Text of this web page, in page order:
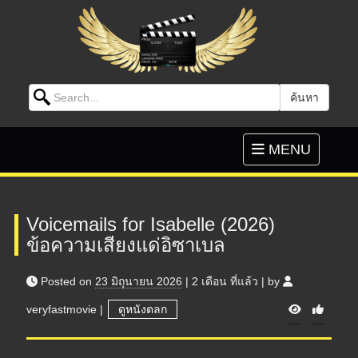
Search for: ค้นหา
Toggle
navigation
MENU
Voicemails for Isabelle (2026)
ข้อความเสียงแด่อิซาเบล
Posted on 23 มิถุนายน 2026 | 2 เดือน ที่แล้ว | by
veryfastmovie | ดูหนังตลก V
i